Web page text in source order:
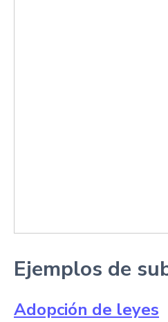
Ejemplos de
Adopción de leyes